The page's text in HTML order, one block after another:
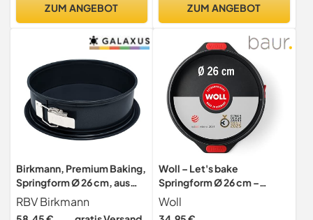
ZUM ANGEBOT ZUM ANGEBOT
Birkmann, Premium Baking,
Springform Ø 26 cm, aus
Emaille, beste
Antihaftbeschichtung, mit
RBV Birkmann
Woll – Let's bake
Springform Ø 26 cm –
Auslaufsicher, PFAS-frei,
mit Antihaftbeschichtung &
Woll